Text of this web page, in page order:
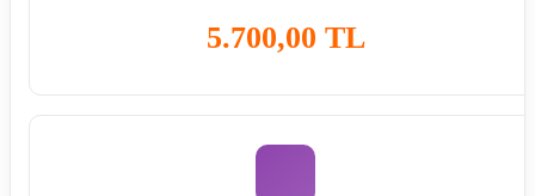
5.700,00 TL